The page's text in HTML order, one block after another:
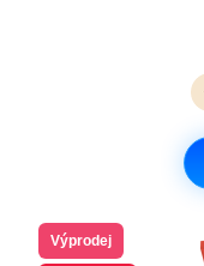
Výprodej